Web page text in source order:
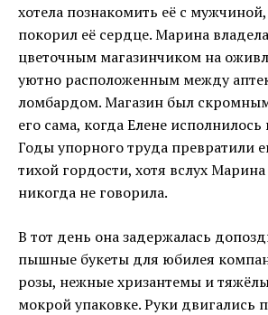
хотела познакомить её с
покорил её сердце. Марина
цветочным магазинчиком на
уютно расположенным между
ломбардом. Магазин был
его сама, когда Елене исполнилось
Годы упорного труда превратили
тихой гордости, хотя вслух
никогда не говорила.
В тот день она задержалась
пышные букеты для юбилея
розы, нежные хризантемы и
мокрой упаковке. Руки двигались